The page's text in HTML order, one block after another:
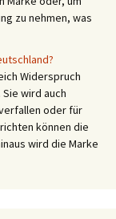
zu nehmen, was
Widerspruch
wird auch
oder für
können die
wird die Marke